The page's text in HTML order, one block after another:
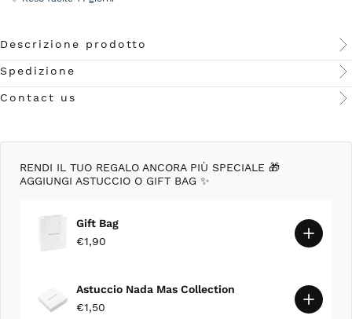
Descrizione prodotto
Spedizione
Contact us
RENDI IL TUO REGALO ANCORA PIÙ SPECIALE 🎁
AGGIUNGI ASTUCCIO O GIFT BAG ✨
Gift Bag
€1,90
Astuccio Nada Mas Collection
€1,50